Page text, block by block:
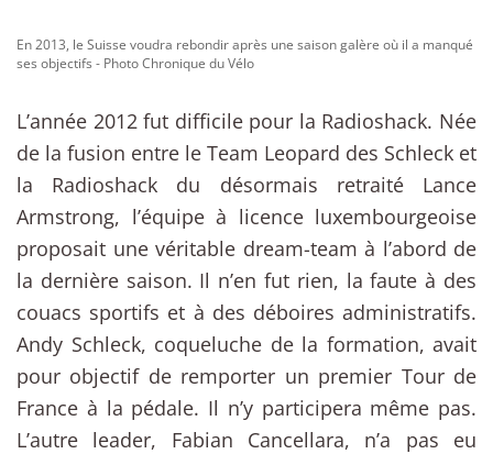
En 2013, le Suisse voudra rebondir après une saison galère où il a manqué
ses objectifs - Photo Chronique du Vélo
L’année 2012 fut difficile pour la Radioshack. Née
de la fusion entre le Team Leopard des Schleck et
la Radioshack du désormais retraité Lance
Armstrong, l’équipe à licence luxembourgeoise
proposait une véritable dream-team à l’abord de
la dernière saison. Il n’en fut rien, la faute à des
couacs sportifs et à des déboires administratifs.
Andy Schleck, coqueluche de la formation, avait
pour objectif de remporter un premier Tour de
France à la pédale. Il n’y participera même pas.
L’autre leader, Fabian Cancellara, n’a pas eu